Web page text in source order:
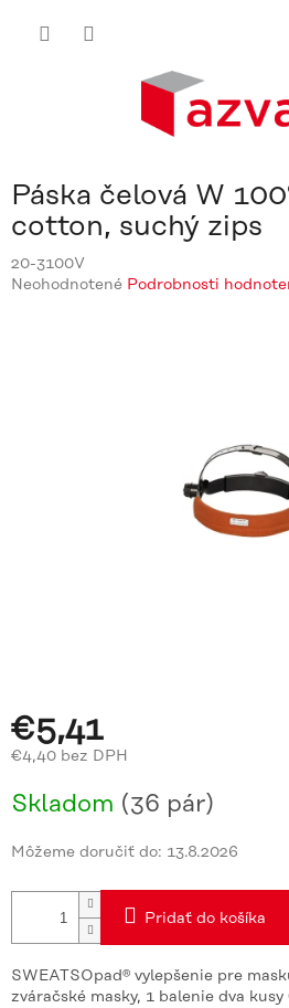
Páska čelová W
cotton, suchý zips
20-3100V
Priemerné
Neohodnotené Podrobnosti
€5,41
€4,40 bez DPH
cena:
Skladom (36 pár)
Môžeme doručiť do: 13.8.2026
Pridať do košíka
SWEATSOpad® vylepšenie pre
zváračské masky, 1 balenie dva kusy